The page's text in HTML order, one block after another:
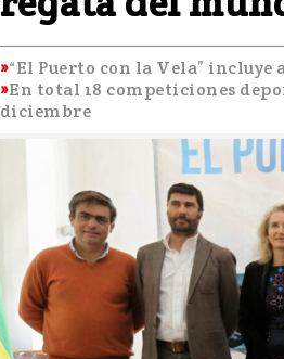
“El Puerto con la Vela”
En total 18 competiciones
diciembre